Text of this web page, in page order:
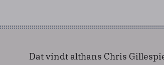
Dat vindt althans Chris